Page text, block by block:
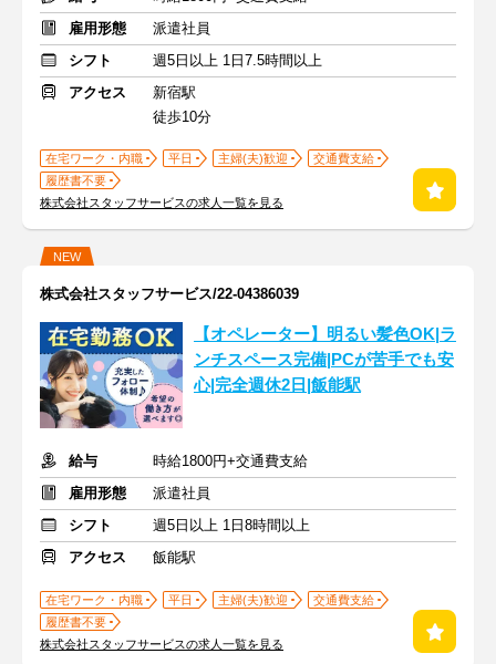
雇用形態
派遣社員
シフト
週5日以上 1日7.5時間以上
アクセス
新宿駅
徒歩10分
在宅ワーク・内職 平日 主婦(夫)歓迎
交通費支給
履歴書不要
株式会社スタッフサービスの求人一覧を見る
NEW
株式会社スタッフサービス/22-04386039
【オペレーター】明るい髪色OK|ラ
ンチスペース完備|PCが苦手でも安
心|完全週休2日|飯能駅
給与
時給1800円+交通費支給
雇用形態
派遣社員
シフト
週5日以上 1日8時間以上
アクセス
飯能駅
在宅ワーク・内職 平日 主婦(夫)歓迎
交通費支給
履歴書不要
株式会社スタッフサービスの求人一覧を見る